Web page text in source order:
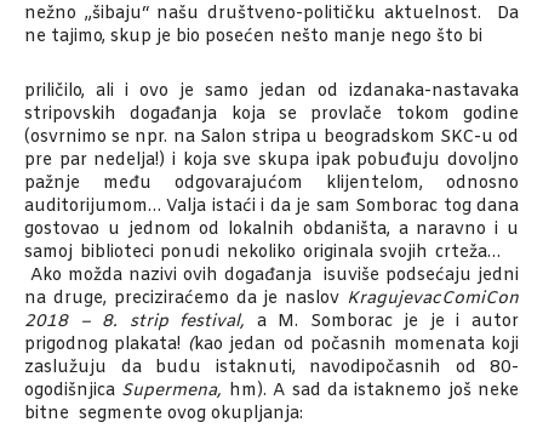
nežno „šibaju“ našu društveno-političku aktuelnost. Da
ne tajimo, skup je bio posećen nešto manje nego što bi
priličilo, ali i ovo je samo jedan od izdanaka-nastavaka
stripovskih događanja koja se provlače tokom godine
(osvrnimo se npr. na Salon stripa u beogradskom SKC-u od
pre par nedelja!) i koja sve skupa ipak pobuđuju dovoljno
pažnje među odgovarajućom klijentelom, odnosno
auditorijumom… Valja istaći i da je sam Somborac tog dana
gostovao u jednom od lokalnih obdaništa, a naravno i u
samoj biblioteci ponudi nekoliko originala svojih crteža…
Ako možda nazivi ovih događanja isuviše podsećaju jedni
na druge, preciziraćemo da je naslov KragujevacComiCon
2018 – 8. strip festival, a M. Somborac je je i autor
prigodnog plakata! (kao jedan od počasnih momenata koji
zaslužuju da budu istaknuti, navodipočasnih od 80-
ogodišnjica Supermena, hm). A sad da istaknemo još neke
bitne segmente ovog okupljanja: